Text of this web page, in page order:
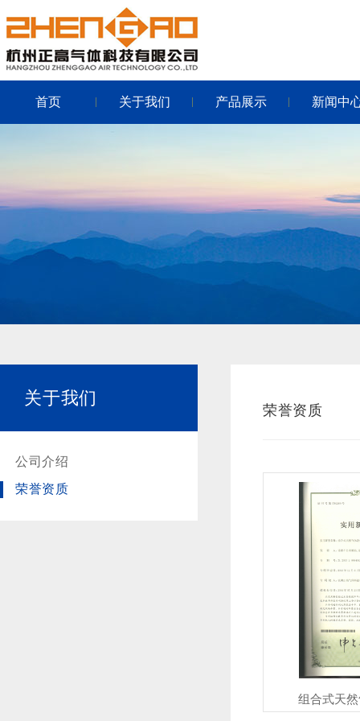
首页 关于我们 产品展示 新闻中
关于我们
公司介绍
荣誉资质
荣誉资质
组合式天